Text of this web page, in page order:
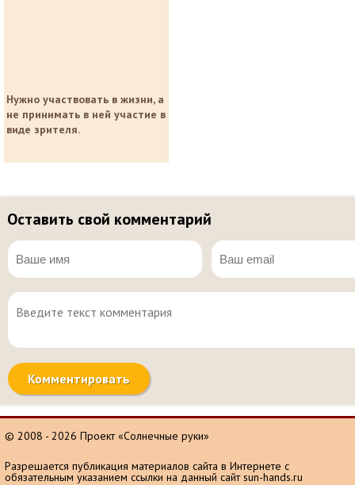
Нужно участвовать в жизни, а
не принимать в ней участие в
виде зрителя.
Оставить свой комментарий
© 2008 - 2026 Проект «Солнечные руки»
Разрешается публикация материалов сайта в Интернете с
обязательным указанием ссылки на данный сайт sun-hands.ru